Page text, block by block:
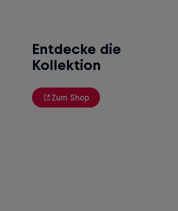
Entdecke die
Kollektion
Zum Shop